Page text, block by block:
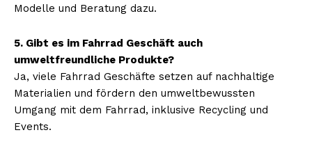
Modelle und Beratung dazu.
5. Gibt es im Fahrrad Geschäft auch
umweltfreundliche Produkte?
Ja, viele Fahrrad Geschäfte setzen auf nachhaltige
Materialien und fördern den umweltbewussten
Umgang mit dem Fahrrad, inklusive Recycling und
Events.